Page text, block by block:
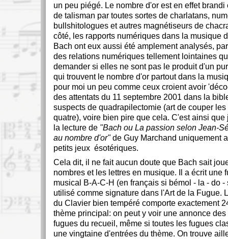
un peu piégé. Le nombre d'or est en effet brandi
de talisman par toutes sortes de charlatans,
bullshitologues et autres magnétiseurs de
côté, les rapports numériques dans la musique
Bach ont eux aussi été amplement analysés,
des relations numériques tellement lointaines
demander si elles ne sont pas le produit d'un
qui trouvent le nombre d'or partout dans la
pour moi un peu comme ceux croient avoir
des attentats du 11 septembre 2001 dans la
suspects de quadrapilectomie (art de couper
quatre), voire bien pire que cela. C'est ainsi que
la lecture de "Bach ou La passion selon Jean-
au nombre d'or"de Guy Marchand uniquement
petits jeux ésotériques.
Cela dit, il ne fait aucun doute que Bach sait
nombres et les lettres en musique. Il a écrit une
musical B-A-C-H (en français si bémol - la - do -
utilisé comme signature dans l'Art de la Fugue.
du Clavier bien tempéré comporte exactement
thème principal: on peut y voir une annonce
fugues du recueil, même si toutes les fugues
une vingtaine d'entrées du thème. On trouve